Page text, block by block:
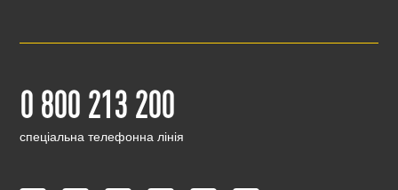
0 800 213 200
cпеціальна телефонна лінія